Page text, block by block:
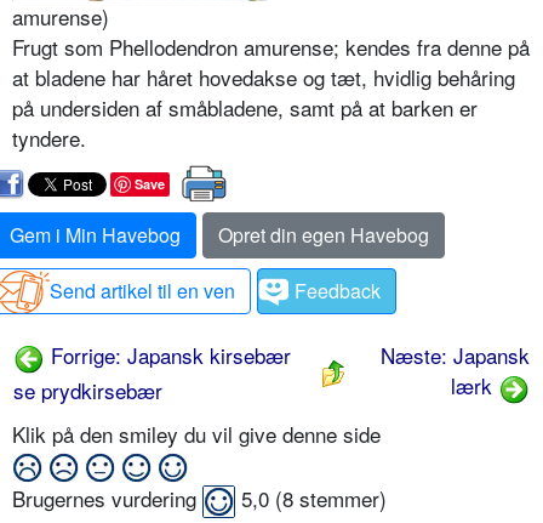
amurense)
Frugt som Phellodendron amurense; kendes fra denne på
at bladene har håret hovedakse og tæt, hvidlig behåring
på undersiden af småbladene, samt på at barken er
tyndere.
Save
Gem i Min Havebog
Opret din egen Havebog
Send artikel til en ven
Feedback
Forrige: Japansk kirsebær
se prydkirsebær
Næste: Japansk
lærk
Klik på den smiley du vil give denne side
Brugernes vurdering 5,0 (8 stemmer)